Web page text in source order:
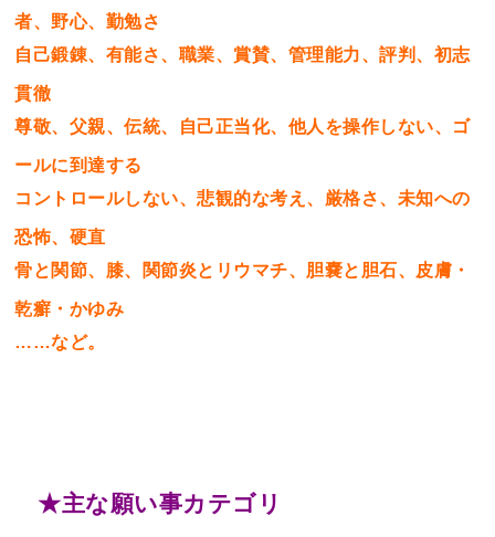
者、野心、勤勉さ
自己鍛錬、有能さ、職業、賞賛、管理能力、評判、初志
貫徹
尊敬、父親、伝統、自己正当化、他人を操作しない、ゴ
ールに到達する
コントロールしない、悲観的な考え、厳格さ、未知への
恐怖、硬直
骨と関節、膝、関節炎とリウマチ、胆嚢と胆石、皮膚・
乾癬・かゆみ
……など。
★主な願い事カテゴリ